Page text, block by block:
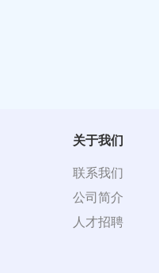
关于我们
联系我们
公司简介
人才招聘